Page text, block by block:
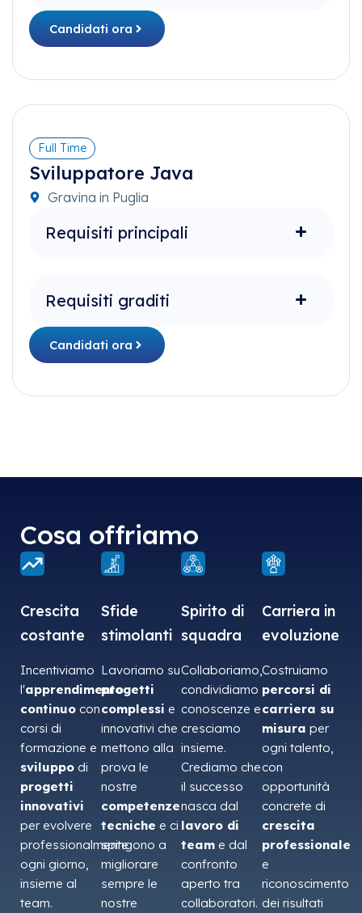
Candidati ora
Full Time
Sviluppatore Java
Gravina in Puglia
Requisiti principali
Requisiti graditi
Candidati ora
Cosa offriamo
Crescita
costante
Incentiviamo
l'apprendimento
continuo con
corsi di
formazione e
sviluppo di
progetti
innovativi
per evolvere
professionalmente
ogni giorno,
insieme al
team.
Sfide
stimolanti
Lavoriamo su
progetti
complessi e
innovativi che
mettono alla
prova le
nostre
competenze
tecniche e ci
spingono a
migliorare
sempre le
nostre
Spirito di
squadra
Collaboriamo,
condividiamo
conoscenze e
cresciamo
insieme.
Crediamo che
il successo
nasca dal
lavoro di
team e dal
confronto
aperto tra
collaboratori.
Carriera in
evoluzione
Costruiamo
percorsi di
carriera su
misura per
ogni talento,
con
opportunità
concrete di
crescita
professionale
e
riconoscimento
dei risultati